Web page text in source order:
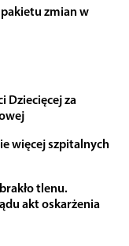
zmian w
Dziecięcej za
więcej szpitalnych
tlenu.
akt oskarżenia